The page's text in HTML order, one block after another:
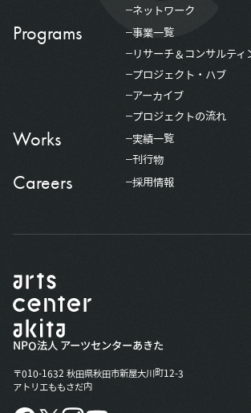
ネットワーク
Programs
事業一覧
リサーチ＆コンサルティ
プロジェクト・ハブ
アーカイブ
プロジェクトの流れ
Works
実績一覧
刊行物
Careers 採用情報
NPO法人 アーツセンターあきた
〒010-1632 秋田県秋田市新屋大川町12-3
アトリエももさだ内